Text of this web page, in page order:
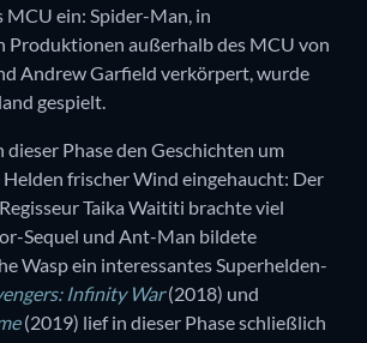
MCU ein: Spider-Man, in
Produktionen außerhalb des MCU von
Andrew Garfield verkörpert, wurde
gespielt.
Phase den Geschichten um
frischer Wind eingehaucht: Der
Taika Waititi brachte viel
Sequel und Ant-Man bildete
Wasp ein interessantes Superhelden-
Infinity War(2018) und
(2019) lief in dieser Phase schließlich